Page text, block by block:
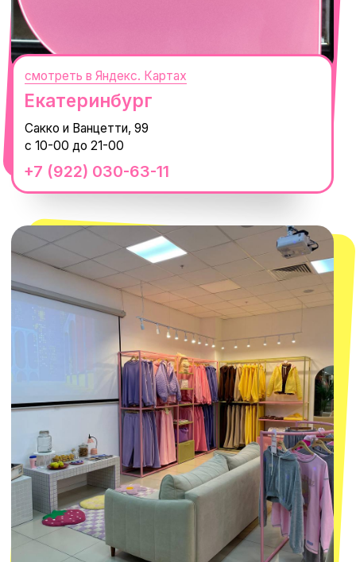
+7 (932) 602-41-15
ул. Проспект Мира, 211 к2
с 10-00 до 22-00
Москва
Нажимая "Подписаться", вы соглашаетесь с
Политикой обработки
персональных данныхиСогласием на рассылку электронных
сообщений
ПОДПИСАТЬСЯ
СЕКРЕТНЫЕ ПРОМОКОДЫ, ПРИГЛАШЕНИЯ
НА МЕРОПРИЯТИЯ И АНОНСЫ НОВИНОК
@MACROCOSM_STORE
MACROCOSM
300'000+ подписчиков